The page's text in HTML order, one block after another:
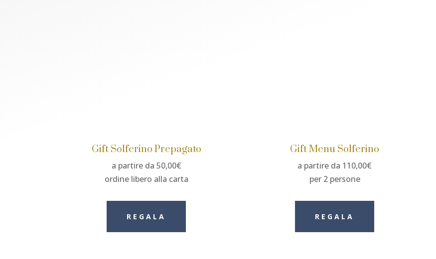
Gift Solferino Prepagato
a partire da 50,00€
ordine libero alla carta
REGALA
Gift Menu Solferino
a partire da 110,00€
per 2 persone
REGALA